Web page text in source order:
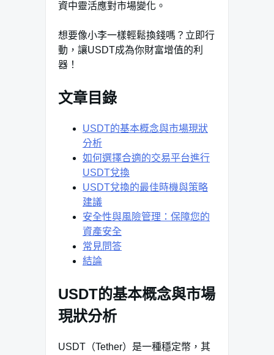
資中靈活應對市場變化。
想要像小李一樣輕鬆換錢嗎？立即行
動，讓USDT成為你財富增值的利
器！
文章目錄
USDT的基本概念與市場現狀
分析
如何選擇合適的交易平台進行
USDT兌換
USDT兌換的最佳時機與策略
建議
安全性與風險管理：保障您的
資產安全
常見問答
結論
USDT的基本概念與市場
現狀分析
USDT（Tether）是一種穩定幣，其